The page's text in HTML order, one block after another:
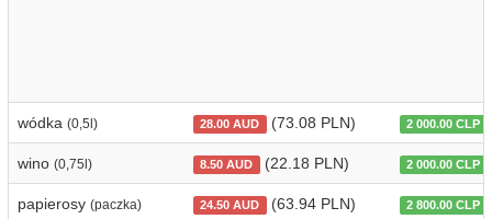
wódka (0,5l) 28.00 AUD (73.08 PLN) 2 000.00 CLP
wino (0,75l) 8.50 AUD (22.18 PLN) 2 000.00 CLP
papierosy (paczka) 24.50 AUD (63.94 PLN) 2 800.00 CLP